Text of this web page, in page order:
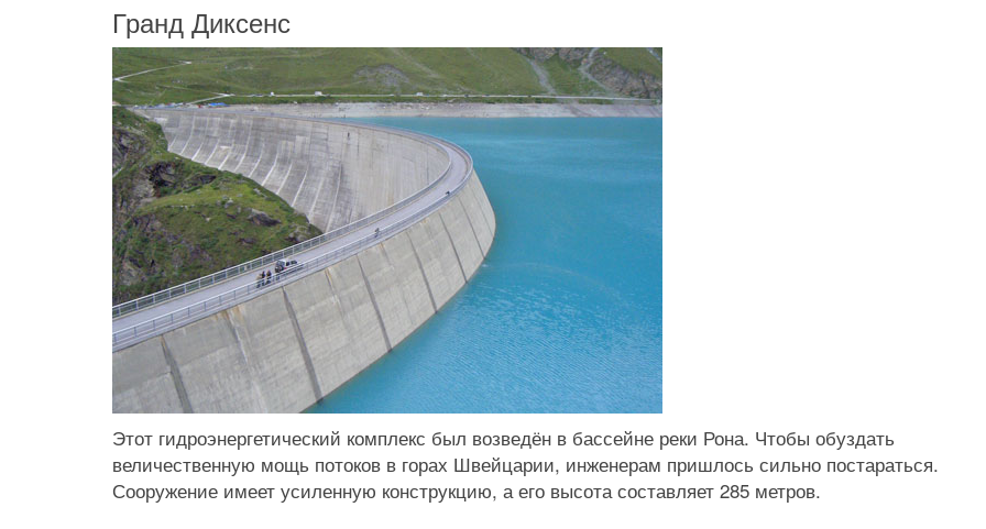
Гранд Диксенс
Этот гидроэнергетический комплекс был возведён в бассейне реки Рона. Чтобы обуздать
величественную мощь потоков в горах Швейцарии, инженерам пришлось сильно постараться.
Сооружение имеет усиленную конструкцию, а его высота составляет 285 метров.